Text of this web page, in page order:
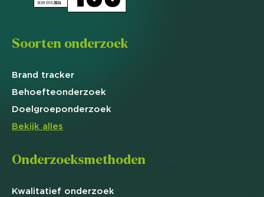
Soorten onderzoek
Brand tracker
Behoefteonderzoek
Doelgroeponderzoek
Bekijk alles
Onderzoeksmethoden
Kwalitatief onderzoek